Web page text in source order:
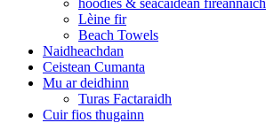
hoodies & seacaidean fireannaich
Lèine fir
Beach Towels
Naidheachdan
Ceistean Cumanta
Mu ar deidhinn
Turas Factaraidh
Cuir fios thugainn